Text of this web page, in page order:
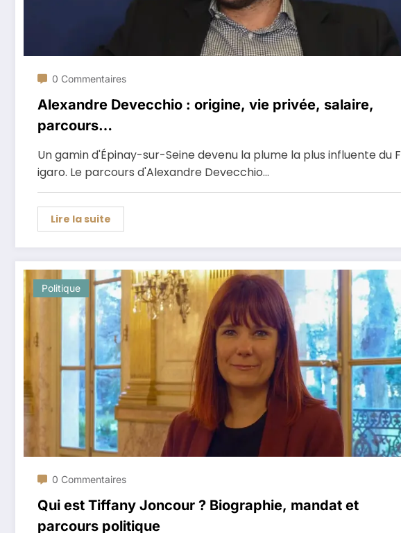
0 Commentaires
Alexandre Devecchio : origine, vie privée, salaire,
parcours…
Un gamin d'Épinay-sur-Seine devenu la plume la plus influente du F
igaro. Le parcours d'Alexandre Devecchio…
Lire la suite
Politique
0 Commentaires
Qui est Tiffany Joncour ? Biographie, mandat et
parcours politique